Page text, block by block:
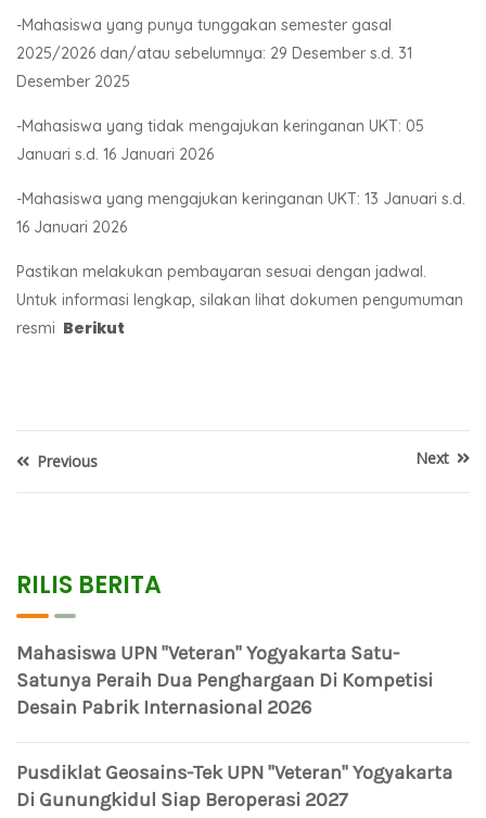
-Mahasiswa yang punya tunggakan semester gasal
2025/2026 dan/atau sebelumnya: 29 Desember s.d. 31
Desember 2025
-Mahasiswa yang tidak mengajukan keringanan UKT: 05
Januari s.d. 16 Januari 2026
-Mahasiswa yang mengajukan keringanan UKT: 13 Januari s.d.
16 Januari 2026
Pastikan melakukan pembayaran sesuai dengan jadwal.
Untuk informasi lengkap, silakan lihat dokumen pengumuman
resmi Berikut
Previous Next
RILIS BERITA
Mahasiswa UPN "Veteran" Yogyakarta Satu-
Satunya Peraih Dua Penghargaan Di Kompetisi
Desain Pabrik Internasional 2026
Pusdiklat Geosains-Tek UPN "Veteran" Yogyakarta
Di Gunungkidul Siap Beroperasi 2027